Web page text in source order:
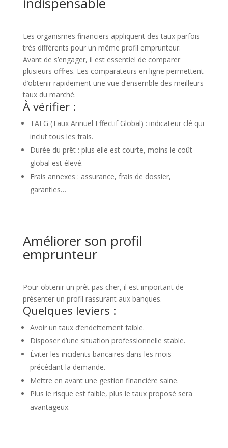
Les organismes financiers appliquent des taux parfois
très différents pour un même profil emprunteur.
Avant de s’engager, il est essentiel de comparer
plusieurs offres. Les comparateurs en ligne permettent
d’obtenir rapidement une vue d’ensemble des meilleurs
taux du marché.
À vérifier :
TAEG (Taux Annuel Effectif Global) : indicateur clé qui
inclut tous les frais.
Durée du prêt : plus elle est courte, moins le coût
global est élevé.
Frais annexes : assurance, frais de dossier,
garanties…
Améliorer son profil
emprunteur
Pour obtenir un prêt pas cher, il est important de
présenter un profil rassurant aux banques.
Quelques leviers :
Avoir un taux d’endettement faible.
Disposer d’une situation professionnelle stable.
Éviter les incidents bancaires dans les mois
précédant la demande.
Mettre en avant une gestion financière saine.
Plus le risque est faible, plus le taux proposé sera
avantageux.